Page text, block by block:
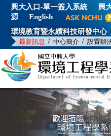
興大入口-單一簽入系統 興
源
English
環境教育暨永續科技研發中心
最新訊息 / 中心簡介 / 設置辦